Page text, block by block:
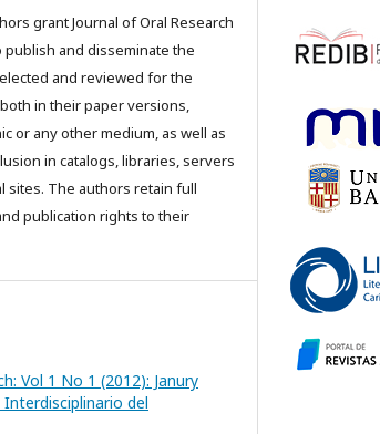
grant Journal of Oral Research
publish and disseminate the
and reviewed for the
in their paper versions,
or any other medium, as well as
in catalogs, libraries, servers
sites. The authors retain full
publication rights to their
Vol 1 No 1 (2012): Janury
del